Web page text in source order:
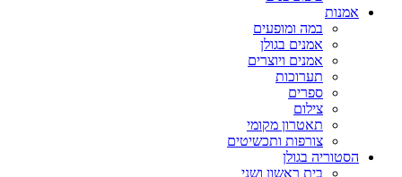
אמנות
במה ומופעים
אמנים בגולן
אמנים ויוצרים
תערוכות
ספרים
צילום
תאטרון מקומי
צורפות ותכשיטים
הסטוריה בגולן
בית ראשון ושני